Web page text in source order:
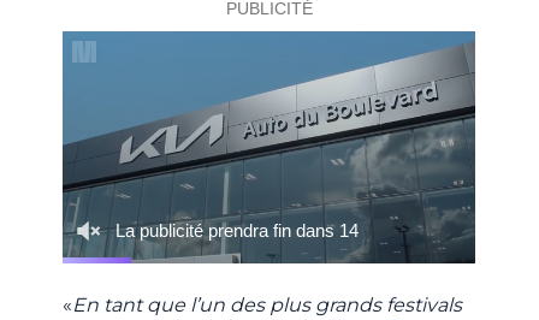
«En tant que l’un des plus grands festivals